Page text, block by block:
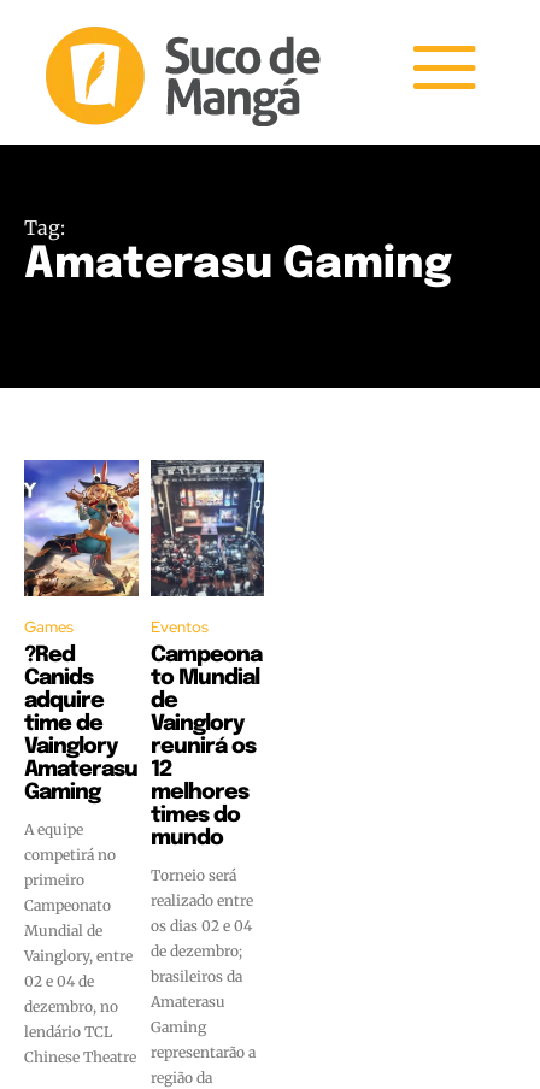
Tag:
Amaterasu Gaming
Games
?Red
Canids
adquire
time de
Vainglory
Amaterasu
Gaming
A equipe
competirá no
primeiro
Campeonato
Mundial de
Vainglory, entre
02 e 04 de
dezembro, no
lendário TCL
Chinese Theatre
Eventos
Campeona
to Mundial
de
Vainglory
reunirá os
12
melhores
times do
mundo
Torneio será
realizado entre
os dias 02 e 04
de dezembro;
brasileiros da
Amaterasu
Gaming
representarão a
região da